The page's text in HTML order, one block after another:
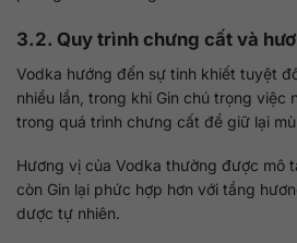
3.2. Quy trình chưng cất và
Vodka hướng đến sự tinh khiết tuyệt
nhiều lần, trong khi Gin chú trọng việc
trong quá trình chưng cất để giữ lại
Hương vị của Vodka thường được mô
còn Gin lại phức hợp hơn với tầng
dược tự nhiên.